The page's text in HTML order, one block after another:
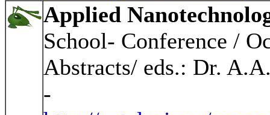
Applied
School- Conference /
Abstracts/ eds.: Dr.
-